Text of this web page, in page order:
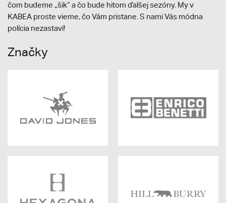
čom budeme „šik“ a čo bude hitom ďalšej sezóny. My v
KABEA proste vieme, čo Vám pristane. S nami Vás módna
polícia nezastaví!
Značky